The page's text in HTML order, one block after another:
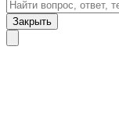
Закрыть